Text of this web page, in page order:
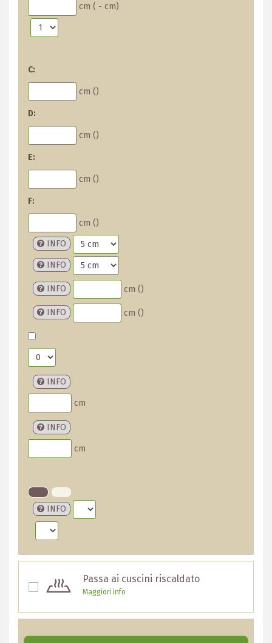
cm ( - cm)
C:
cm ()
D:
cm ()
E:
cm ()
F:
cm ()
INFO
INFO
INFO cm ()
INFO cm ()
INFO
cm
INFO
cm
INFO
Passa ai cuscini riscaldato
Maggiori info